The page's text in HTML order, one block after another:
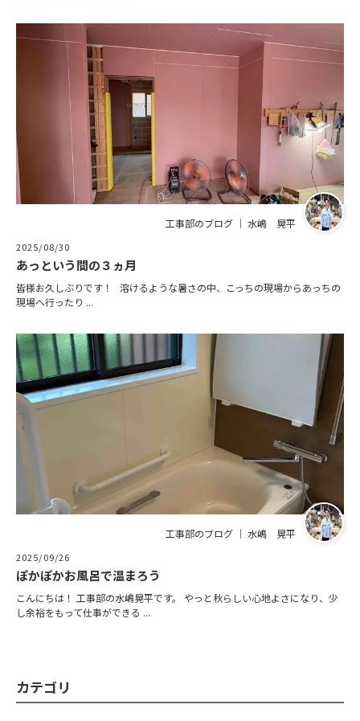
工事部のブログ ｜ 水嶋 晃平
2025/08/30
あっという間の３ヵ月
皆様お久しぶりです！ 溶けるような暑さの中、こっちの現場からあっちの
現場へ行ったり ...
工事部のブログ ｜ 水嶋 晃平
2025/09/26
ぽかぽかお風呂で温まろう
こんにちは！ 工事部の水嶋晃平です。 やっと秋らしい心地よさになり、少
し余裕をもって仕事ができる ...
カテゴリ